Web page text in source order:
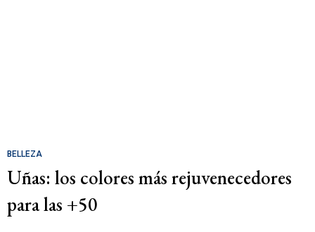
BELLEZA
Uñas: los colores más rejuvenecedores
para las +50